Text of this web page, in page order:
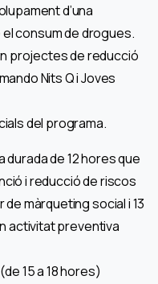
d’una
consum de drogues.
projectes de reducció
Nits Q i Joves
del programa.
durada de 12 hores que
i reducció de riscos
màrqueting social i 13
activitat preventiva
15 a 18 hores)